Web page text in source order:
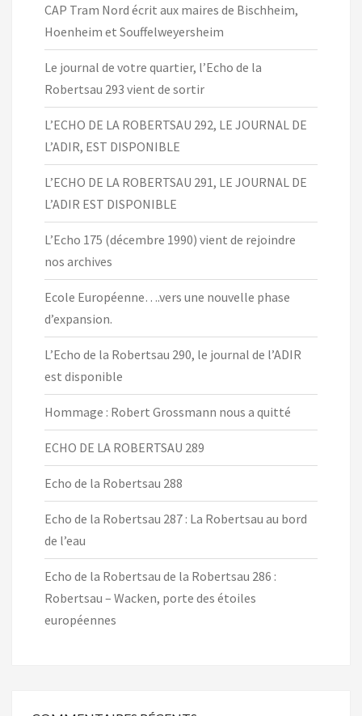
CAP Tram Nord écrit aux maires de Bischheim,
Hoenheim et Souffelweyersheim
Le journal de votre quartier, l’Echo de la
Robertsau 293 vient de sortir
L’ECHO DE LA ROBERTSAU 292, LE JOURNAL DE
L’ADIR, EST DISPONIBLE
L’ECHO DE LA ROBERTSAU 291, LE JOURNAL DE
L’ADIR EST DISPONIBLE
L’Echo 175 (décembre 1990) vient de rejoindre
nos archives
Ecole Européenne….vers une nouvelle phase
d’expansion.
L’Echo de la Robertsau 290, le journal de l’ADIR
est disponible
Hommage : Robert Grossmann nous a quitté
ECHO DE LA ROBERTSAU 289
Echo de la Robertsau 288
Echo de la Robertsau 287 : La Robertsau au bord
de l’eau
Echo de la Robertsau de la Robertsau 286 :
Robertsau – Wacken, porte des étoiles
européennes